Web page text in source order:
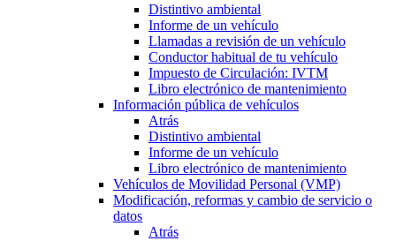
Distintivo ambiental
Informe de un vehículo
Llamadas a revisión de un vehículo
Conductor habitual de tu vehículo
Impuesto de Circulación: IVTM
Libro electrónico de mantenimiento
Información pública de vehículos
Atrás
Distintivo ambiental
Informe de un vehículo
Libro electrónico de mantenimiento
Vehículos de Movilidad Personal (VMP)
Modificación, reformas y cambio de servicio o
datos
Atrás